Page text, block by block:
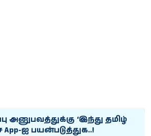
அனுபவத்துக்கு ‘இந்து தமிழ்
App-ஐ பயன்படுத்துக..!